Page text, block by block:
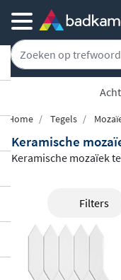
Home Tegels
Keramische
Keramische mozaïek
genschappen die je
ramiek is stevig,
den en geschikt voor
r. In dit assortiment
bod van merken als
Filters